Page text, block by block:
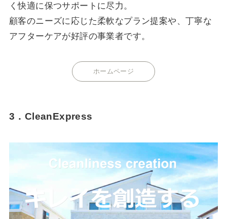
く快適に保つサポートに尽力。
顧客のニーズに応じた柔軟なプラン提案や、丁寧な
アフターケアが好評の事業者です。
ホームページ
3．CleanExpress